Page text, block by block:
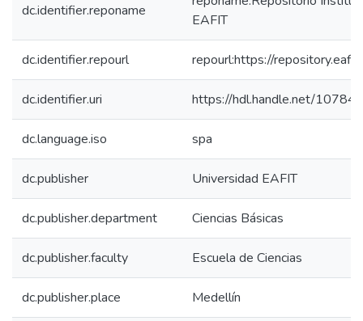
dc.identifier.reponame
EAFIT
dc.identifier.repourl repourl:https://
dc.identifier.uri https://hdl.handle.net/
dc.language.iso spa
dc.publisher Universidad EAFIT
dc.publisher.department Ciencias Básicas
dc.publisher.faculty Escuela de Ciencias
dc.publisher.place Medellín